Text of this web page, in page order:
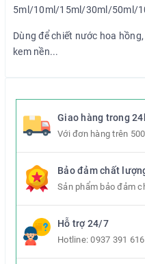
5ml/10ml/15ml/30ml/50ml/
Dùng để chiết nước hoa
kem nền...
Giao hàng trong
Với đơn hàng trên
Bảo đảm chất
Sản phẩm bảo đảm
Hỗ trợ 24/7
Hotline:0937 391 616